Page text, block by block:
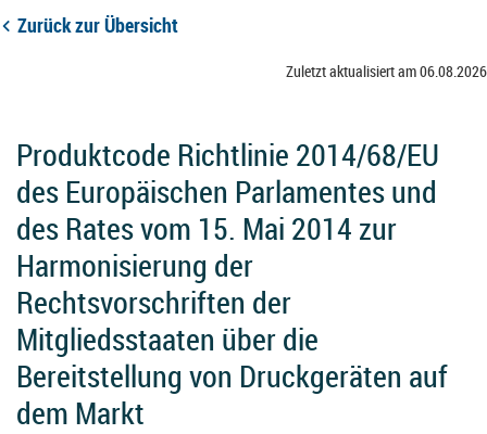
Zurück zur Übersicht
Zuletzt aktualisiert am 06.08.2026
Produktcode Richtlinie 2014/68/EU
des Europäischen Parlamentes und
des Rates vom 15. Mai 2014 zur
Harmonisierung der
Rechtsvorschriften der
Mitgliedsstaaten über die
Bereitstellung von Druckgeräten auf
dem Markt